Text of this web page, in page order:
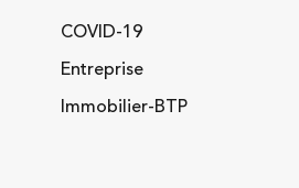
COVID-19
Entreprise
Immobilier-BTP